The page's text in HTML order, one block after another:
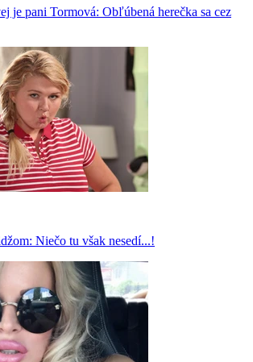
je pani Tormová: Obľúbená herečka sa cez
Niečo tu však nesedí...!